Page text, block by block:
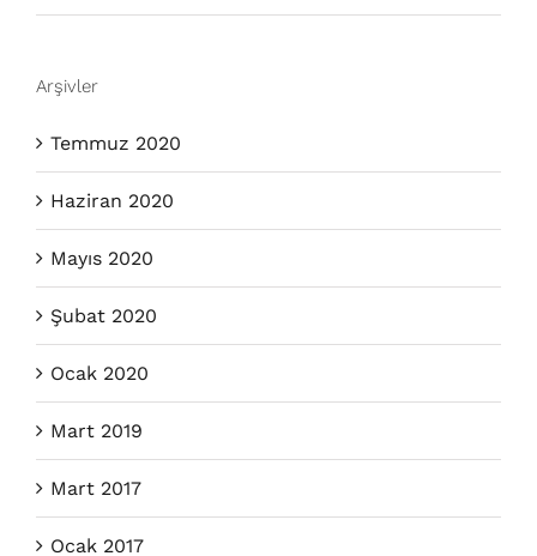
Arşivler
Temmuz 2020
Haziran 2020
Mayıs 2020
Şubat 2020
Ocak 2020
Mart 2019
Mart 2017
Ocak 2017